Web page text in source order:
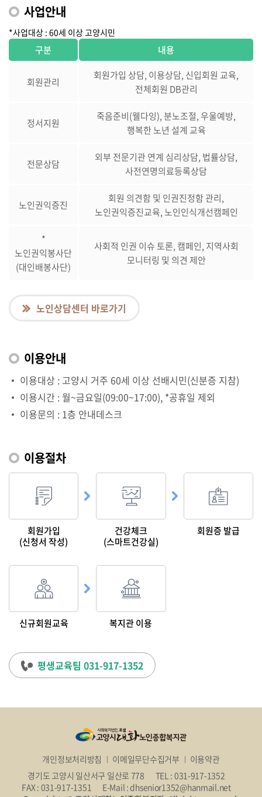
사업안내
*사업대상 : 60세 이상 고양시민
구분 내용
회원관리
회원가입 상담, 이용상담, 신입회원 교육,
전체회원 DB관리
정서지원
죽음준비(웰다잉), 분노조절, 우울예방,
행복한 노년 설계 교육
전문상담
외부 전문기관 연계 심리상담, 법률상담,
사전연명의료등록상담
노인권익증진
회원 의견함 및 인권진정함 관리,
노인권익증진교육, 노인인식개선캠페인
*
노인권익봉사단
(대인배봉사단)
사회적 인권 이슈 토론, 캠페인, 지역사회
모니터링 및 의견 제안
노인상담센터 바로가기
이용안내
이용대상 : 고양시 거주 60세 이상 선배시민(신분증 지참)
이용시간 : 월~금요일(09:00~17:00), *공휴일 제외
이용문의 : 1층 안내데스크
이용절차
회원가입
(신청서 작성)
건강체크
(스마트건강실)
회원증 발급
신규회원교육 복지관 이용
평생교육팀 031-917-1352
개인정보처리방침 이메일무단수집거부
이용약관
경기도 고양시 일산서구 일산로 778
TEL : 031-917-1352
FAX : 031-917-1351
E-Mail : dhsenior1352@hanmail.net